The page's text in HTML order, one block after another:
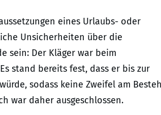
eines Urlaubs- oder
Unsicherheiten über die
sein: Der Kläger war beim
stand bereits fest, dass er bis zur
sodass keine Zweifel am
war daher ausgeschlossen.